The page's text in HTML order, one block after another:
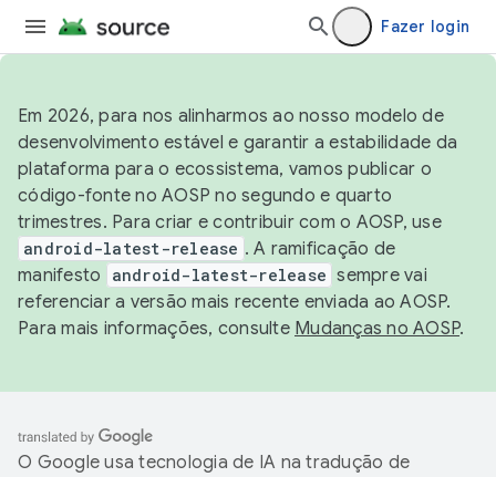
Fazer login
Em 2026, para nos alinharmos ao nosso modelo de
desenvolvimento estável e garantir a estabilidade da
plataforma para o ecossistema, vamos publicar o
código-fonte no AOSP no segundo e quarto
trimestres. Para criar e contribuir com o AOSP, use
android-latest-release . A ramificação de
manifesto
android-latest-release sempre vai
referenciar a versão mais recente enviada ao AOSP.
Para mais informações, consulte Mudanças no AOSP.
O Google usa tecnologia de IA na tradução de